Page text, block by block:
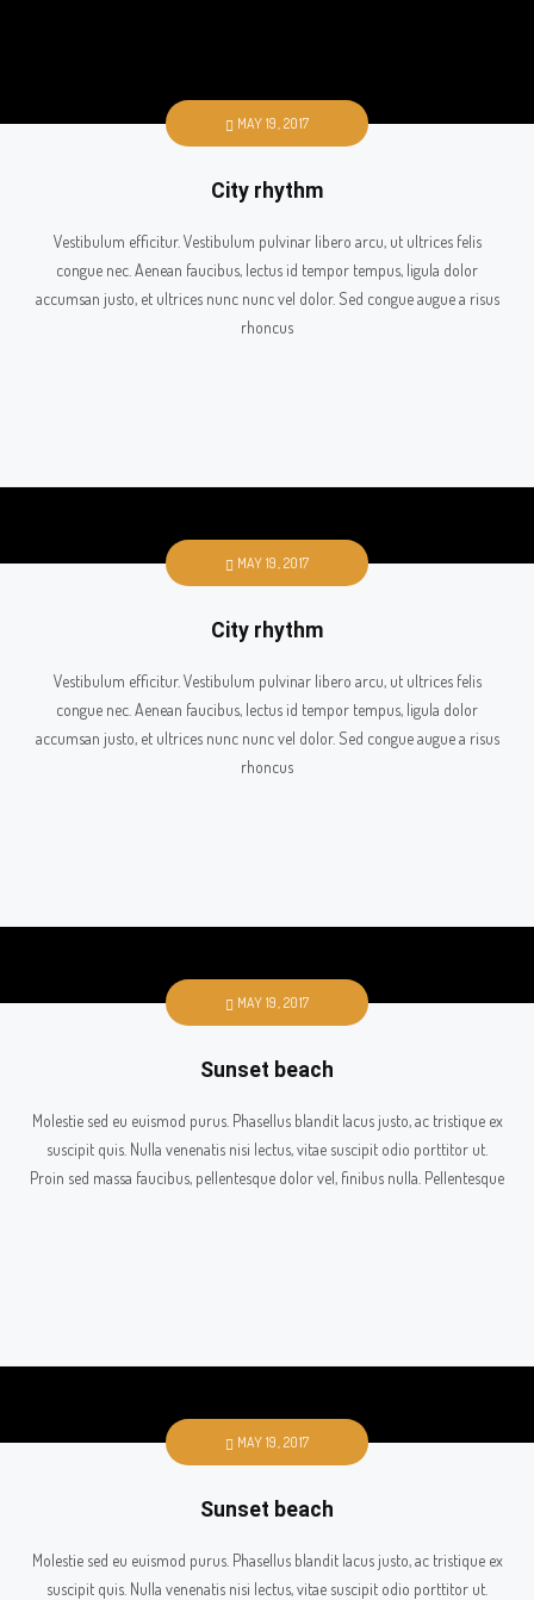
MAY 19, 2017
City rhythm
Vestibulum efficitur. Vestibulum pulvinar libero arcu, ut ultrices felis
congue nec. Aenean faucibus, lectus id tempor tempus, ligula dolor
accumsan justo, et ultrices nunc nunc vel dolor. Sed congue augue a risus
rhoncus
MAY 19, 2017
City rhythm
Vestibulum efficitur. Vestibulum pulvinar libero arcu, ut ultrices felis
congue nec. Aenean faucibus, lectus id tempor tempus, ligula dolor
accumsan justo, et ultrices nunc nunc vel dolor. Sed congue augue a risus
rhoncus
MAY 19, 2017
Sunset beach
Molestie sed eu euismod purus. Phasellus blandit lacus justo, ac tristique ex
suscipit quis. Nulla venenatis nisi lectus, vitae suscipit odio porttitor ut.
Proin sed massa faucibus, pellentesque dolor vel, finibus nulla. Pellentesque
MAY 19, 2017
Sunset beach
Molestie sed eu euismod purus. Phasellus blandit lacus justo, ac tristique ex
suscipit quis. Nulla venenatis nisi lectus, vitae suscipit odio porttitor ut.